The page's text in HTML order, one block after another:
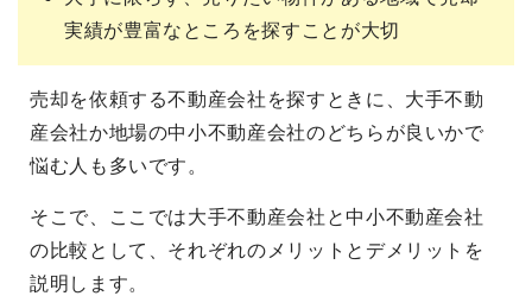
実績が豊富なところを探すことが大切
売却を依頼する不動産会社を探すときに、大手不動
産会社か地場の中小不動産会社のどちらが良いかで
悩む人も多いです。
そこで、ここでは大手不動産会社と中小不動産会社
の比較として、それぞれのメリットとデメリットを
説明します。